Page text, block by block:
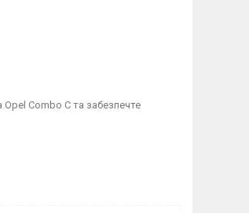
Opel Combo C та забезпечте